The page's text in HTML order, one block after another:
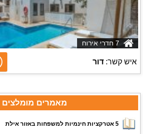
איש קשר: דור
מאמרים מומלצים
5 אטרקציות חינמיות למשפחות באזור אילת